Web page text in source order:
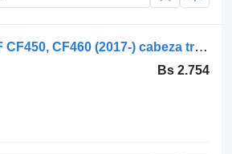
Hella CF460 (01.17-) 1LX010116-40 faro delantero para DAF CF450, CF460 (2017-) cabeza tractora
Bs 2.754